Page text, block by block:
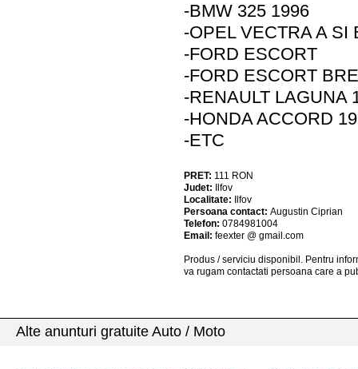
-BMW 325 1996
-OPEL VECTRA A SI
-FORD ESCORT
-FORD ESCORT
-RENAULT LAGUNA
-HONDA ACCORD
-ETC
PRET: 111 RON
Judet:
Ilfov
Localitate:
Ilfov
Persoana contact: Augustin Ciprian
Telefon: 0784981004
Email: feexter @ gmail.com
Produs / serviciu disponibil . Pentru
va rugam contactati persoana care a
Alte anunturi gratuite Auto / Moto